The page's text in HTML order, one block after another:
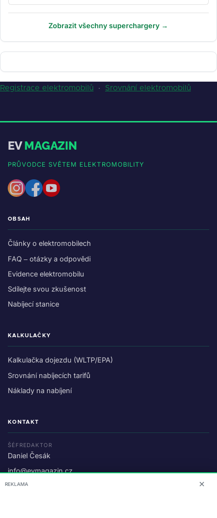
Zobrazit všechny superchargery →
Registrace elektromobilů · Srovnání elektromobilů
EVMAGAZIN
PRŮVODCE SVĚTEM ELEKTROMOBILITY
OBSAH
Články o elektromobilech
FAQ – otázky a odpovědi
Evidence elektromobilu
Sdílejte svou zkušenost
Nabíjecí stanice
KALKULAČKY
Kalkulačka dojezdu (WLTP/EPA)
Srovnání nabíjecích tarifů
Náklady na nabíjení
KONTAKT
ŠÉFREDAKTOR
Daniel Česák
info@evmagazin.cz
O nás
REKLAMA ✕